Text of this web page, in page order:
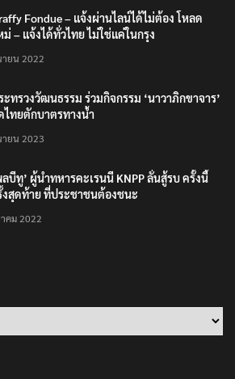
Fondue – แจ้งผ่านไลน์ได้ไม่ต้อง โหลด
– แจ้งได้ทั่วไทย ไม่ใช่แค่ในกรุง
ยน 2022
ทรวงวัฒนธรรม ร่วมกิจกรรม ‘นาวาภิกขาจาร’
ไทยตักบาตรทางน้ำ
ยน 2023
ลบีทู’ ผู้นำทหารคะเรนนี KNPP ลั่นสู้รบ ครั้งนี้
งสุดท้าย ที่ประชาชนต้องชนะ
คม 2022